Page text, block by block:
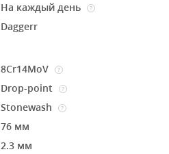
На каждый день ?
Daggerr
8Cr14MoV ?
Drop-point ?
Stonewash ?
76 мм
2.3 мм